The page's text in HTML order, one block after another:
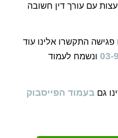
דין חשובה
אלינו עוד
לעמוד
הפייסבוק